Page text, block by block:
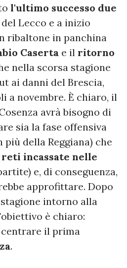
l'ultimo successo due
Lecco e a inizio
ribaltone in panchina
Caserta e il ritorno
nella scorsa stagione
ai danni del Brescia,
a novembre. È chiaro, il
avrà bisogno di
sia la fase offensiva
più della Reggiana) che
reti incassate nelle
e, di conseguenza,
approfittare. Dopo
intorno alla
è chiaro:
il prima
.